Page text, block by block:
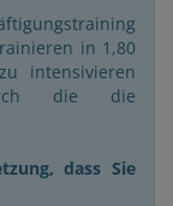
in 1,80
intensivieren
die die
dass Sie